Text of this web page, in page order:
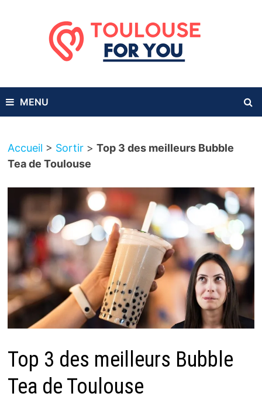
MENU
Accueil > Sortir> Top 3 des meilleurs Bubble
Tea de Toulouse
Top 3 des meilleurs Bubble
Tea de Toulouse